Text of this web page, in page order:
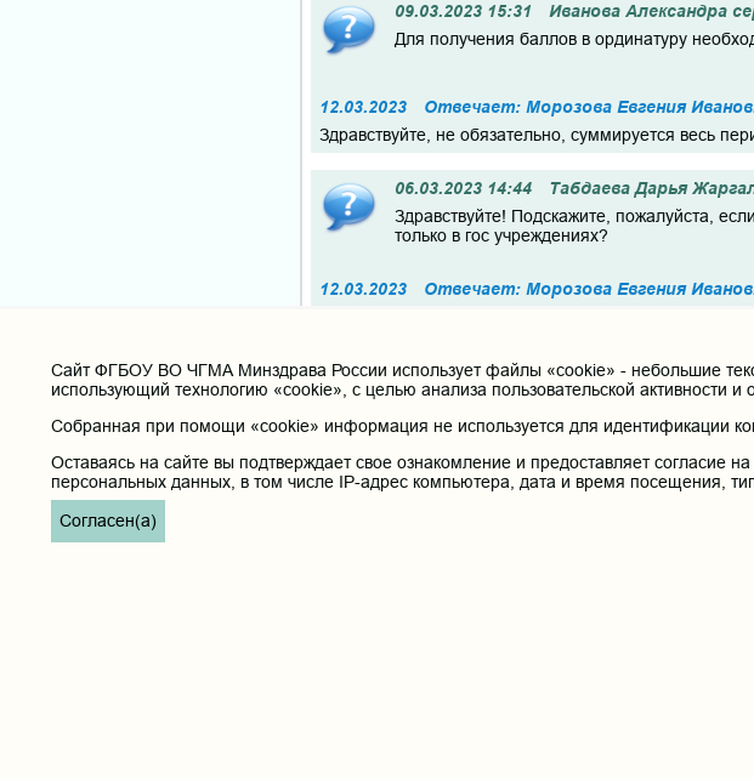
09.03.2023 15:31
Иванова Александра
Для получения баллов в ординатуру
12.03.2023
Отвечает: Морозова Евгения
Здравствуйте, не обязательно, суммируется весь
06.03.2023 14:44
Табдаева Дарья
Здравствуйте! Подскажите, пожалуйста,
только в гос учреждениях?
12.03.2023
Отвечает: Морозова Евгения
13.02.2023 12:56
Болдырев Сергей
Здравствуйте, Ирина Кимовна, скажите
аккредитационный тест для поступления
ли я пересдать его в Мед. Академии если
13.03.2023
Отвечает: Кириллова Ольга
Cайт ФГБОУ ВО ЧГМА Минздрава России использует файлы «cookie» - небольшие
использующий технологию «cookie», с целью анализа пользовательской
Собранная при помощи «cookie» информация не используется для идентификации
Оставаясь на сайте вы подтверждает свое ознакомление и предоставляет согласие
персональных данных, в том числе IP-адрес компьютера, дата и время посещения,
Согласен(а)